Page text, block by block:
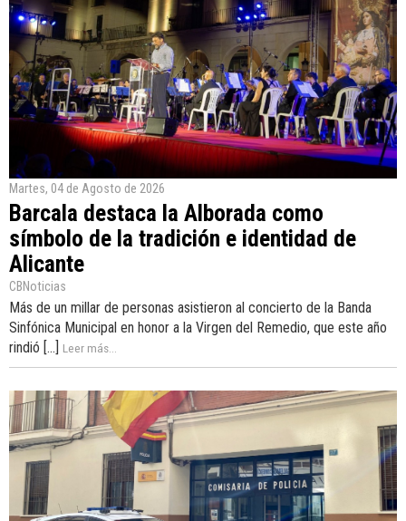
Martes, 04 de Agosto de 2026
Barcala destaca la Alborada como
símbolo de la tradición e identidad de
Alicante
CBNoticias
Más de un millar de personas asistieron al concierto de la Banda
Sinfónica Municipal en honor a la Virgen del Remedio, que este año
rindió [...] Leer más...